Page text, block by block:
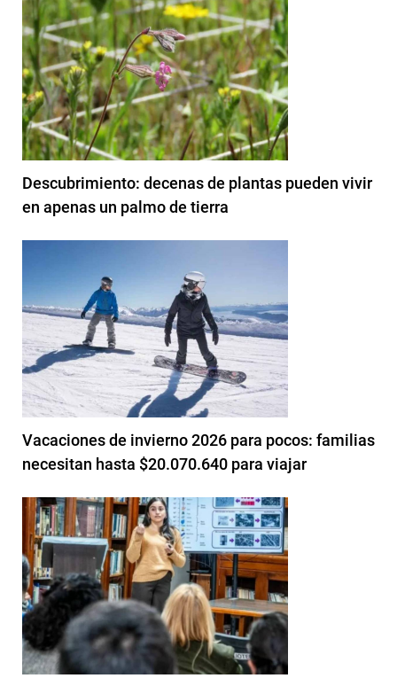
Descubrimiento: decenas de plantas pueden vivir
en apenas un palmo de tierra
Vacaciones de invierno 2026 para pocos: familias
necesitan hasta $20.070.640 para viajar